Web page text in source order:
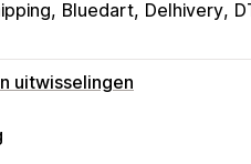
Bluedart Delhivery
uitwisselingen